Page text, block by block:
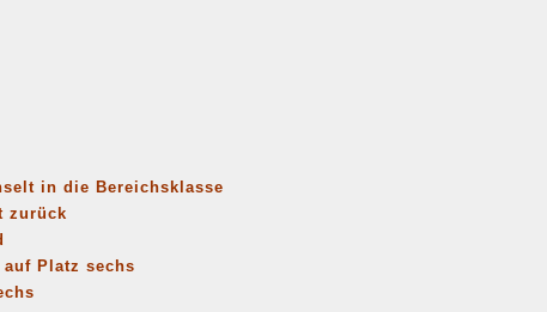
in die Bereichsklasse
zurück
Platz sechs